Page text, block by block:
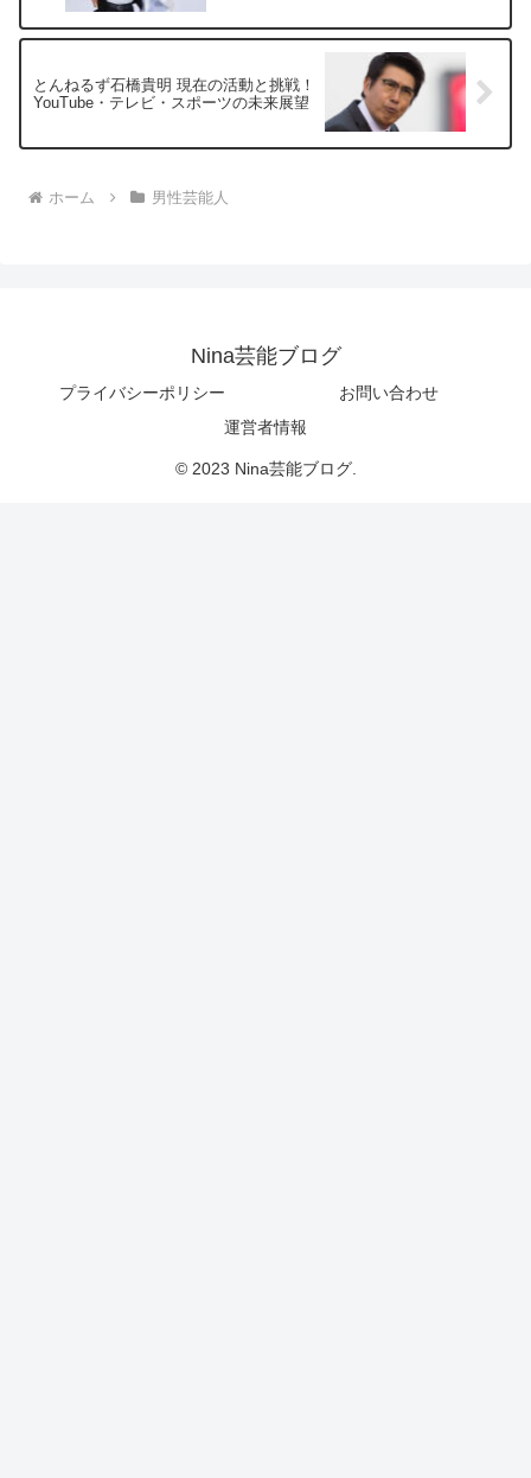
とんねるず石橋貴明 現在の活動と挑戦！
YouTube・テレビ・スポーツの未来展望
ホーム 男性芸能人
Nina芸能ブログ
プライバシーポリシー
お問い合わせ
運営者情報
© 2023 Nina芸能ブログ.